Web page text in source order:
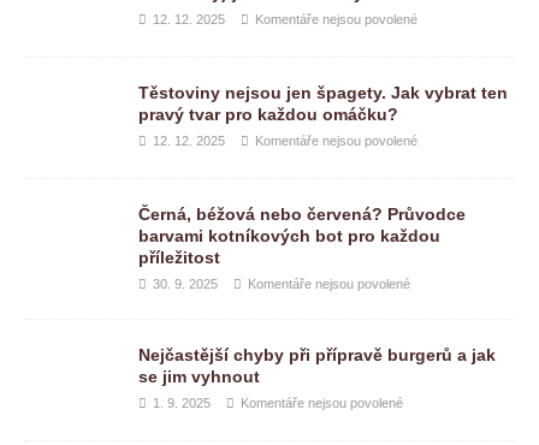
12. 12. 2025 Komentáře nejsou povolené
Těstoviny nejsou jen špagety. Jak vybrat ten
pravý tvar pro každou omáčku?
12. 12. 2025 Komentáře nejsou povolené
Černá, béžová nebo červená? Průvodce
barvami kotníkových bot pro každou
příležitost
30. 9. 2025 Komentáře nejsou povolené
Nejčastější chyby při přípravě burgerů a jak
se jim vyhnout
1. 9. 2025 Komentáře nejsou povolené